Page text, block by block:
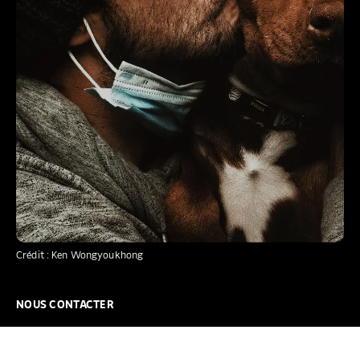
Crédit : Ken Wongyoukhong
NOUS CONTACTER